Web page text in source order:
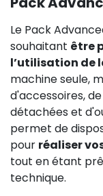
Le Pack
souhaitant être
l’utilisation de
machine seule,
d'accessoires,
détachées et
permet de
pour réaliser
tout en étant
technique.